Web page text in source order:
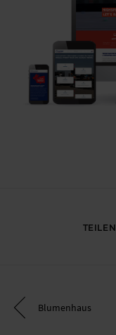
TEILEN
Blumenhaus